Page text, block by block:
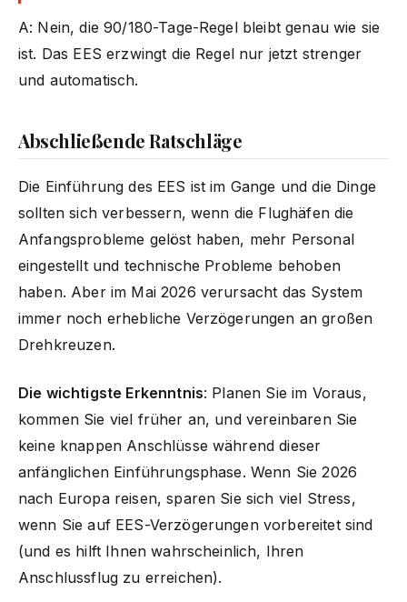
A: Nein, die 90/180-Tage-Regel bleibt genau wie sie
ist. Das EES erzwingt die Regel nur jetzt strenger
und automatisch.
Abschließende Ratschläge
Die Einführung des EES ist im Gange und die Dinge
sollten sich verbessern, wenn die Flughäfen die
Anfangsprobleme gelöst haben, mehr Personal
eingestellt und technische Probleme behoben
haben. Aber im Mai 2026 verursacht das System
immer noch erhebliche Verzögerungen an großen
Drehkreuzen.
Die wichtigste Erkenntnis: Planen Sie im Voraus,
kommen Sie viel früher an, und vereinbaren Sie
keine knappen Anschlüsse während dieser
anfänglichen Einführungsphase. Wenn Sie 2026
nach Europa reisen, sparen Sie sich viel Stress,
wenn Sie auf EES-Verzögerungen vorbereitet sind
(und es hilft Ihnen wahrscheinlich, Ihren
Anschlussflug zu erreichen).